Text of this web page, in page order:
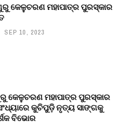
କେଳୁଚରଣ ମହାପାତ୍ର ପୁରସ୍କାର
SEP 10, 2023
କେଳୁଚରଣ ମହାପାତ୍ର ପୁରସ୍କାର
କୁଚିପୁଡ଼ି ନୃତ୍ୟ ସାଙ୍ଗକୁ
ବିଭୋର